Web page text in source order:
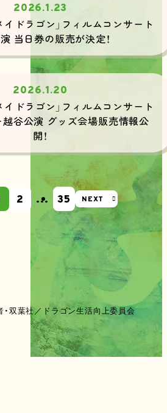
2026.1.23
イドラゴン」フィルムコンサート
当日券の販売が決定！
2026.1.20
イドラゴン」フィルムコンサート
谷公演 グッズ会場販売情報公
開！
2 … 35 NEXT
双葉社／ドラゴン生活向上委員会